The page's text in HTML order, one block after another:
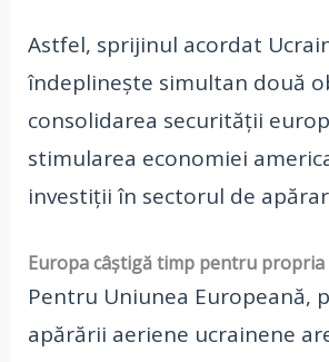
Astfel, sprijinul acordat
îndeplinește simultan două
consolidarea securității
stimularea economiei
investiții în sectorul de
Europa câștigă timp pentru
Pentru Uniunea Europeană,
apărării aeriene ucrainene